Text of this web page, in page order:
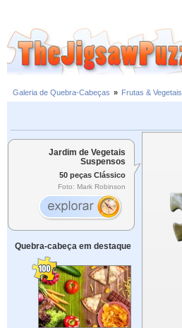
Galeria de Quebra-Cabeças » Frutas & Vegetais
Jardim de Vegetais
Suspensos
50 peças Clássico
Foto: Mark Robinson
Quebra-cabeça em destaque